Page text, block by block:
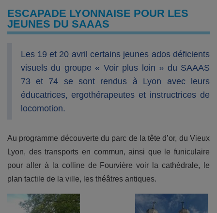
ESCAPADE LYONNAISE POUR LES
JEUNES DU SAAAS
Les 19 et 20 avril certains jeunes ados déficients
visuels du groupe « Voir plus loin » du SAAAS
73 et 74 se sont rendus à Lyon avec leurs
éducatrices, ergothérapeutes et instructrices de
locomotion.
Au programme découverte du parc de la tête d’or, du Vieux
Lyon, des transports en commun, ainsi que le funiculaire
pour aller à la colline de Fourvière voir la cathédrale, le
plan tactile de la ville, les théâtres antiques.